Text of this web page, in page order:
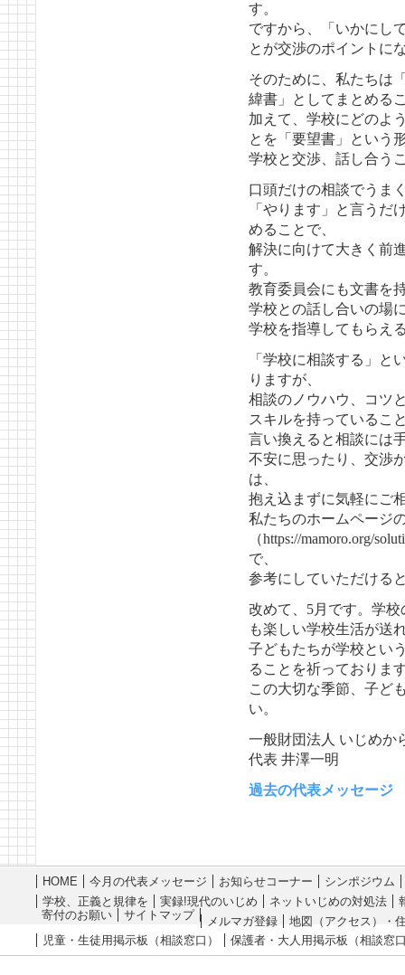
す。
ですから、「いかにし
とが交渉のポイントに
そのために、私たちは
緯書」としてまとめる
加えて、学校にどのよ
とを「要望書」という
学校と交渉、話し合う
口頭だけの相談でうま
「やります」と言うだ
めることで、
解決に向けて大きく前
す。
教育委員会にも文書を
学校との話し合いの場
学校を指導してもらえ
「学校に相談する」と
りますが、
相談のノウハウ、コツ
スキルを持っているこ
言い換えると相談には
不安に思ったり、交渉
は、
抱え込まずに気軽にご
私たちのホームページ
（https://mamoro.org/
で、
参考にしていただける
改めて、5月です。学
も楽しい学校生活が送
子どもたちが学校とい
ることを祈っておりま
この大切な季節、子ど
い。
一般財団法人 いじめか
代表 井澤一明
過去の代表メッセージ
HOME 今月の代表メッセージ お知らせコーナー
シンポジウム
学校、正義と規律を
実録!現代のいじめ ネットいじめの対処法
寄付のお願い
サイトマップ メルマガ登録
地図（アクセス）・
児童・生徒用掲示板（相談窓口）
保護者・大人用掲示板（相談窓